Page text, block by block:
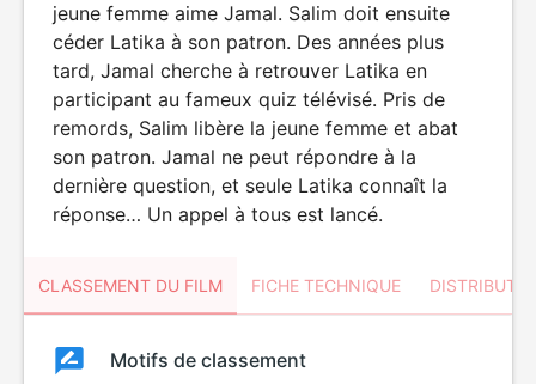
jeune femme aime Jamal. Salim doit ensuite
céder Latika à son patron. Des années plus
tard, Jamal cherche à retrouver Latika en
participant au fameux quiz télévisé. Pris de
remords, Salim libère la jeune femme et abat
son patron. Jamal ne peut répondre à la
dernière question, et seule Latika connaît la
réponse… Un appel à tous est lancé.
CLASSEMENT DU FILM FICHE TECHNIQUE
ClassementClassement
Motifs de classement